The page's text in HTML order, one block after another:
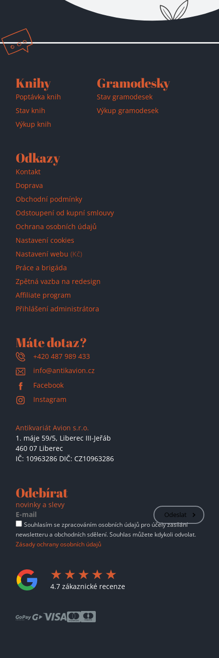
Přidáno do košíku!
Knihy
Poptávka knih
Stav knih
Výkup knih
Gramodesky
Stav gramodesek
Výkup gramodesek
Odkazy
Kontakt
Doprava
Obchodní podmínky
Odstoupení od kupní smlouvy
Ochrana osobních údajů
Nastavení cookies
Nastavení webu (Kč)
Práce a brigáda
Zpětná vazba na redesign
Affiliate program
Přihlášení administrátora
Máte dotaz?
+420 487 989 433
info@antikavion.cz
Facebook
Instagram
Antikvariát Avion s.r.o.
1. máje 59/5, Liberec III-Jeřáb
460 07 Liberec
IČ: 10963286 DIČ: CZ10963286
Odebírat
novinky a slevy
Odeslat
Souhlasím se zpracováním osobních údajů pro účely zasílání
newsletteru a obchodních sdělení. Souhlas můžete kdykoli odvolat.
Zásady ochrany osobních údajů
4.7 zákaznické recenze